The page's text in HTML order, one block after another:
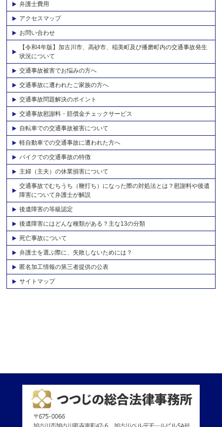
弁護士費用
アクセスマップ
お問い合わせ
【令和4年版】加古川市、高砂市、稲美町及び播磨町内の交通事故発生
状況について
交通事故被害でお悩みの方へ
交通事故に遭われたご家族の方へ
交通事故問題解決のポイント
交通事故慰謝料・賠償金チェックサービス
自転車での交通事故被害について
軽自動車での交通事故に遭われた方へ
バイクでの交通事故の特徴
主婦（主夫）の休業損害について
交通事故でむちうち（鞭打ち）になった際の対処法とは？慰謝料や後遺
障害について弁護士が解説
後遺障害の等級認定
後遺障害にはどんな種類がある？主な13の分類
死亡事故について
弁護士を選ぶ際に、失敗しないためには？
匿名加工情報の第三者提供の公表
サイトマップ